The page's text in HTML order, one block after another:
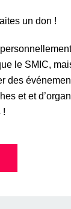
un don !
le SMIC,
des
et et
!